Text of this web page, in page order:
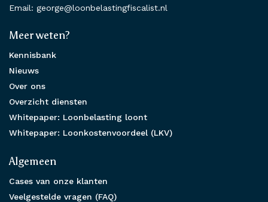
Email: george@loonbelastingfiscalist.nl
Meer weten?
Kennisbank
Nieuws
Over ons
Overzicht diensten
Whitepaper: Loonbelasting loont
Whitepaper: Loonkostenvoordeel (LKV)
Algemeen
Cases van onze klanten
Veelgestelde vragen (FAQ)